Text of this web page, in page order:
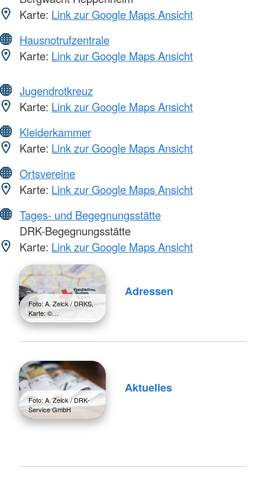
Karte: Link zur Google Maps Ansicht
Hausnotrufzentrale
Karte: Link zur Google Maps Ansicht
Jugendrotkreuz
Karte: Link zur Google Maps Ansicht
Kleiderkammer
Karte: Link zur Google Maps Ansicht
Ortsvereine
Karte: Link zur Google Maps Ansicht
Tages- und Begegnungsstätte
DRK-Begegnungsstätte
Karte: Link zur Google Maps Ansicht
Foto: A. Zelck / DRKS,
Karte: ©…
Adressen
Foto: A. Zelck / DRK-
Service GmbH
Aktuelles